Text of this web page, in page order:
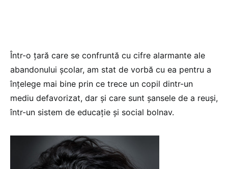
Într-o țară care se confruntă cu cifre alarmante ale
abandonului școlar, am stat de vorbă cu ea pentru a
înțelege mai bine prin ce trece un copil dintr-un
mediu defavorizat, dar și care sunt șansele de a reuși,
într-un sistem de educație și social bolnav.